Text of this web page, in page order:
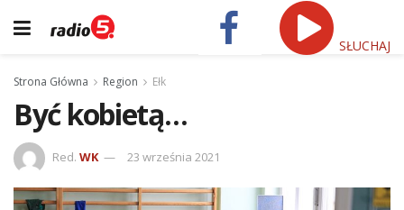
SŁUCHAJ
Strona Główna Region Ełk
Być kobietą…
Red. WK 23 września 2021